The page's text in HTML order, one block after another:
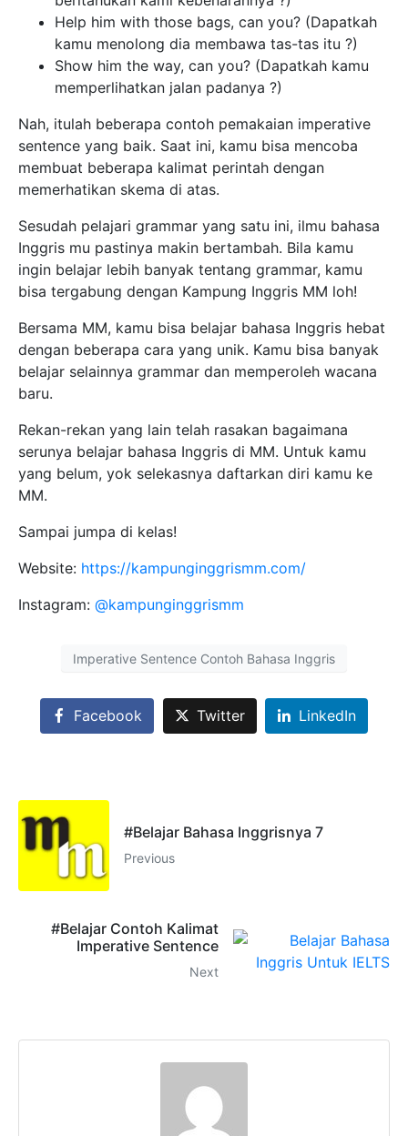
Help him with those bags, can you? (Dapatkah
kamu menolong dia membawa tas-tas itu ?)
Show him the way, can you? (Dapatkah kamu
memperlihatkan jalan padanya ?)
Nah, itulah beberapa contoh pemakaian imperative
sentence yang baik. Saat ini, kamu bisa mencoba
membuat beberapa kalimat perintah dengan
memerhatikan skema di atas.
Sesudah pelajari grammar yang satu ini, ilmu bahasa
Inggris mu pastinya makin bertambah. Bila kamu
ingin belajar lebih banyak tentang grammar, kamu
bisa tergabung dengan Kampung Inggris MM loh!
Bersama MM, kamu bisa belajar bahasa Inggris hebat
dengan beberapa cara yang unik. Kamu bisa banyak
belajar selainnya grammar dan memperoleh wacana
baru.
Rekan-rekan yang lain telah rasakan bagaimana
serunya belajar bahasa Inggris di MM. Untuk kamu
yang belum, yok selekasnya daftarkan diri kamu ke
MM.
Sampai jumpa di kelas!
Website: https://kampunginggrismm.com/
Instagram: @kampunginggrismm
Imperative Sentence Contoh Bahasa Inggris
Facebook Twitter LinkedIn
#Belajar Bahasa Inggrisnya 7
Previous
#Belajar Contoh Kalimat
Imperative Sentence
Next